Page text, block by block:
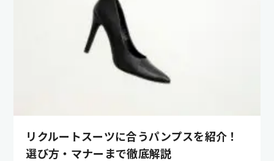
リクルートスーツに合うパンプスを紹介！
選び方・マナーまで徹底解説